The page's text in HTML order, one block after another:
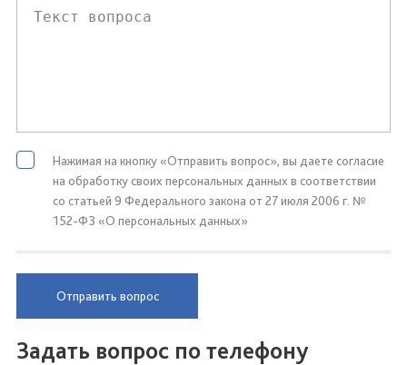
Нажимая на кнопку «Отправить вопрос», вы даете согласие
на обработку своих персональных данных в соответствии
со статьей 9 Федерального закона от 27 июля 2006 г. №
152-ФЗ «О персональных данных»
Отправить вопрос
Задать вопрос по телефону